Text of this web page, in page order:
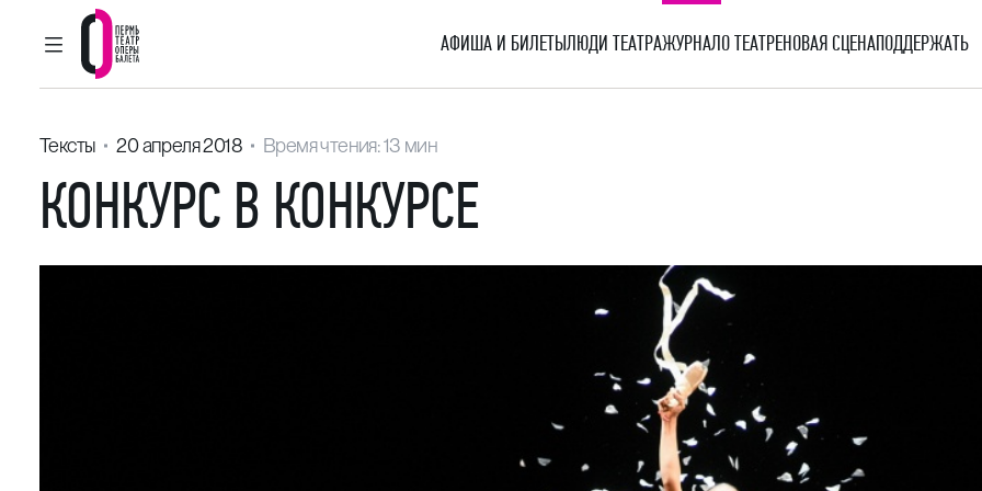
ГЛАВНОЕ МЕНЮ
Пермский театр оперы и балета
АФИША И БИЛЕТЫЛЮДИ ТЕАТРАЖУРНАЛО ТЕАТРЕНОВАЯ СЦЕНАПОДДЕРЖАТЬ
Тексты 20 апреля 2018 Время чтения: 13 мин
КОНКУРС В КОНКУРСЕ